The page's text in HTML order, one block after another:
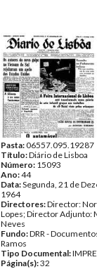
Pasta:06557.095.19287
Título:Diário de Lisboa
Número: 15093
Ano:44
Data:Segunda, 21 de
1964
Directores:Director:
Lopes; Director Adjunto:
Neves
Fundo:DRR -
Ramos
Tipo Documental:
Página(s):32